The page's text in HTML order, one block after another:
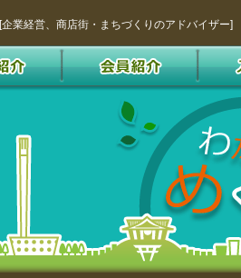
[企業経営、商店街・まちづくりのアドバイザー]